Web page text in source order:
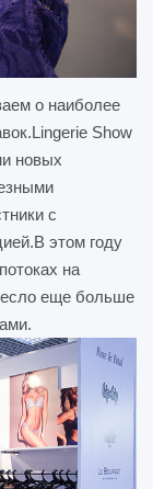
о наиболее
Show
новых
с
этом году
на
еще больше